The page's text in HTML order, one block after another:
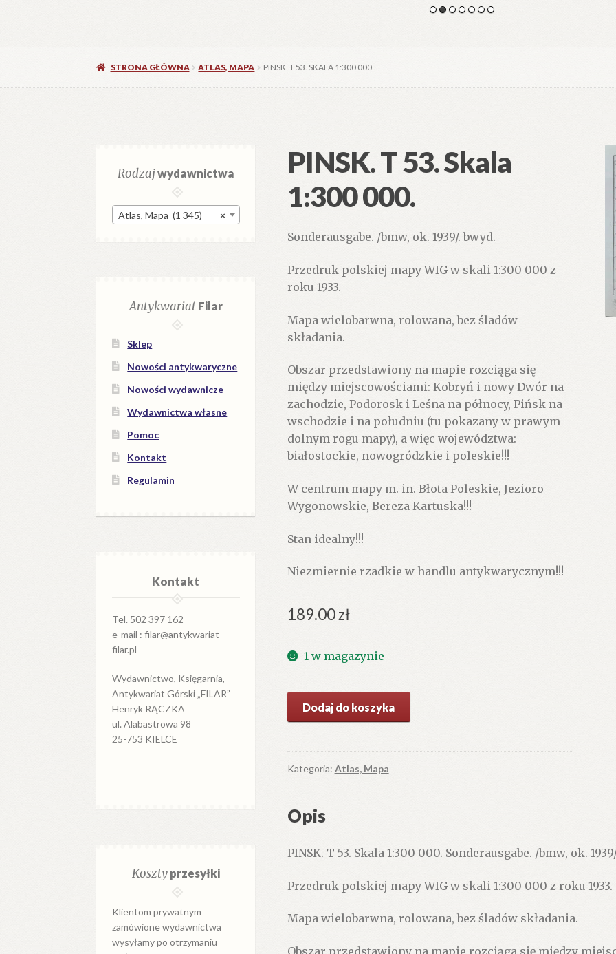
STRONA GŁÓWNA ATLAS, MAPA PINSK. T 53. SKALA 1:300 000.
PINSK. T 53. Skala
1:300 000.
Sonderausgabe. /bmw, ok. 1939/. bwyd.
Przedruk polskiej mapy WIG w skali 1:300 000 z
roku 1933.
Mapa wielobarwna, rolowana, bez śladów
składania.
Obszar przedstawiony na mapie rozciąga się
między miejscowościami: Kobryń i nowy Dwór na
zachodzie, Podorosk i Leśna na północy, Pińsk na
wschodzie i na południu (tu pokazany w prawym
dolnym rogu mapy), a więc województwa:
białostockie, nowogródzkie i poleskie!!!
W centrum mapy m. in. Błota Poleskie, Jezioro
Wygonowskie, Bereza Kartuska!!!
Stan idealny!!!
Niezmiernie rzadkie w handlu antykwarycznym!!!
189.00zł
1 w magazynie
PINSK.
53.
Skala
Dodaj do koszyka
Kategoria: Atlas, Mapa
Opis
PINSK. T 53. Skala 1:300 000. Sonderausgabe. /bmw, ok.
Przedruk polskiej mapy WIG w skali 1:300 000 z roku 1933.
Mapa wielobarwna, rolowana, bez śladów składania.
Rodzajwydawnictwa
×
Atlas, Mapa (1 345)
AntykwariatFilar
Sklep
Nowości antykwaryczne
Nowości wydawnicze
Wydawnictwa własne
Pomoc
Kontakt
Regulamin
Kontakt
Tel. 502 397 162
e-mail : filar@antykwariat-
filar.pl
Wydawnictwo, Księgarnia,
Antykwariat Górski „FILAR”
Henryk RĄCZKA
ul. Alabastrowa 98
25-753 KIELCE
Kosztyprzesyłki
Klientom prywatnym
zamówione wydawnictwa
wysyłamy po otrzymaniu